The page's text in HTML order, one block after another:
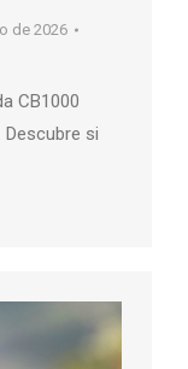
de 2026
CB1000
Descubre si